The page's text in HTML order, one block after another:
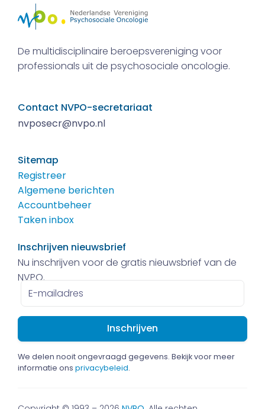
De multidisciplinaire beroepsvereniging voor
professionals uit de psychosociale oncologie.
Contact NVPO-secretariaat
nvposecr@nvpo.nl
Sitemap
Registreer
Algemene berichten
Accountbeheer
Taken inbox
Inschrijven nieuwsbrief
Nu inschrijven voor de gratis nieuwsbrief van de
NVPO.
E-
mailadres
We delen nooit ongevraagd gegevens. Bekijk voor meer
informatie ons privacybeleid.